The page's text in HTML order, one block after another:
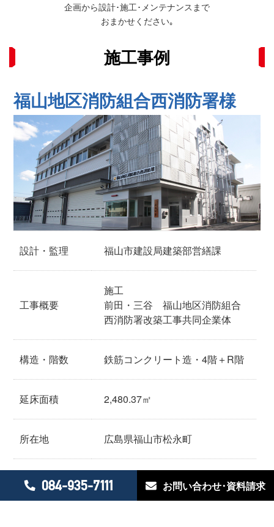
084-935-7111 お問い合わせ･資料請求
企画から設計･施工･メンテナンスまで
おまかせください｡
施工事例
福山地区消防組合西消防署様
設計・監理 福山市建設局建築部営繕課
工事概要
施工
前田・三谷 福山地区消防組合
西消防署改築工事共同企業体
構造・階数 鉄筋コンクリート造・4階＋R階
延床面積 2,480.37㎡
所在地 広島県福山市松永町
詳細はこちら >